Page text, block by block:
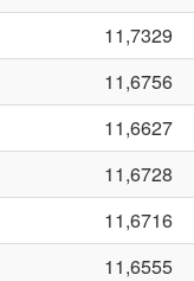
11,7329
11,6756
11,6627
11,6728
11,6716
11,6555